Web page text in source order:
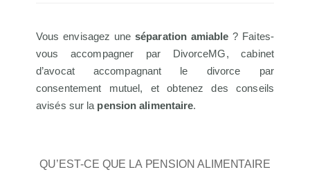
Vous envisagez uneséparation amiable ? Faites-
vous accompagner par DivorceMG, cabinet
d’avocat accompagnant le divorce par
consentement mutuel, et obtenez des conseils
avisés sur la pension alimentaire.
Qu’est-ce que la pension alimentaire